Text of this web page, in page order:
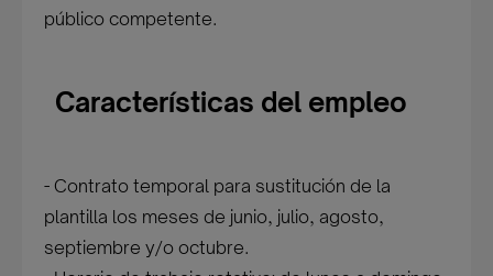
público competente.
Características del empleo
- Contrato temporal para sustitución de la
plantilla los meses de junio, julio, agosto,
septiembre y/o octubre.